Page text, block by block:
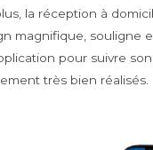
la réception à
magnifique, souligne
pour suivre
très bien réalisés.